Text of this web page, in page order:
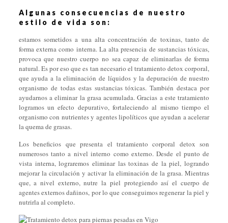
Algunas consecuencias de nuestro
estilo de vida son:
estamos sometidos a una alta concentración de toxinas, tanto de
forma externa como interna. La alta presencia de sustancias tóxicas,
provoca que nuestro cuerpo no sea capaz de eliminarlas de forma
natural. Es por eso que es tan necesario el tratamiento detox corporal,
que ayuda a la eliminación de líquidos y la depuración de nuestro
organismo de todas estas sustancias tóxicas. También destaca por
ayudarnos a eliminar la grasa acumulada. Gracias a este tratamiento
logramos un efecto depurativo, fortaleciendo al mismo tiempo el
organismo con nutrientes y agentes lipolíticos que ayudan a acelerar
la quema de grasas.
Los beneficios que presenta el tratamiento corporal detox son
numerosos tanto a nivel interno como externo. Desde el punto de
vista interna, lograremos eliminar las toxinas de la piel, logrando
mejorar la circulación y activar la eliminación de la grasa. Mientras
que, a nivel externo, nutre la piel protegiendo así el cuerpo de
agentes externos dañinos, por lo que conseguimos regenerar la piel y
nutrirla al completo.